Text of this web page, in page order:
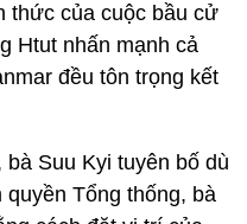
thức của cuộc bầu cử
Htut nhấn mạnh cả
đều tôn trọng kết
Suu Kyi tuyên bố dù
Tổng thống, bà